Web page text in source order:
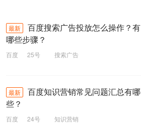
最新
百度搜索广告投放怎么操作？有
哪些步骤？
百度 25号 搜索广告
最新
百度知识营销常见问题汇总有哪
些？
百度 24号 知识营销